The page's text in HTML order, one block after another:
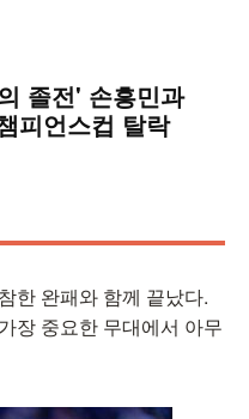
졸전' 손흥민과
피언스컵 탈락
한 완패와 함께 끝났다.
장 중요한 무대에서 아무